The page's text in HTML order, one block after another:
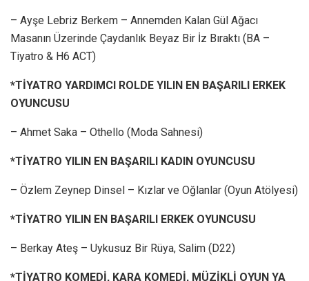
– Ayşe Lebriz Berkem – Annemden Kalan Gül Ağacı
Masanın Üzerinde Çaydanlık Beyaz Bir İz Bıraktı (BA –
Tiyatro & H6 ACT)
*TİYATRO YARDIMCI ROLDE YILIN EN BAŞARILI ERKEK
OYUNCUSU
– Ahmet Saka – Othello (Moda Sahnesi)
*TİYATRO YILIN EN BAŞARILI KADIN OYUNCUSU
– Özlem Zeynep Dinsel – Kızlar ve Oğlanlar (Oyun Atölyesi)
*TİYATRO YILIN EN BAŞARILI ERKEK OYUNCUSU
– Berkay Ateş – Uykusuz Bir Rüya, Salim (D22)
*TİYATRO KOMEDİ, KARA KOMEDİ, MÜZİKLİ OYUN YA